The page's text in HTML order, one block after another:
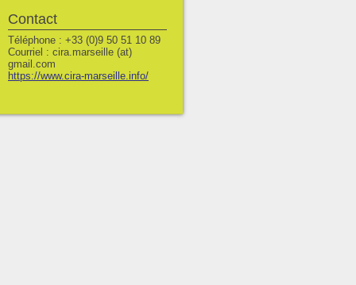
Contact
Téléphone : +33 (0)9 50 51 10 89
Courriel : cira.marseille (at)
gmail.com
https://www.cira-marseille.info/